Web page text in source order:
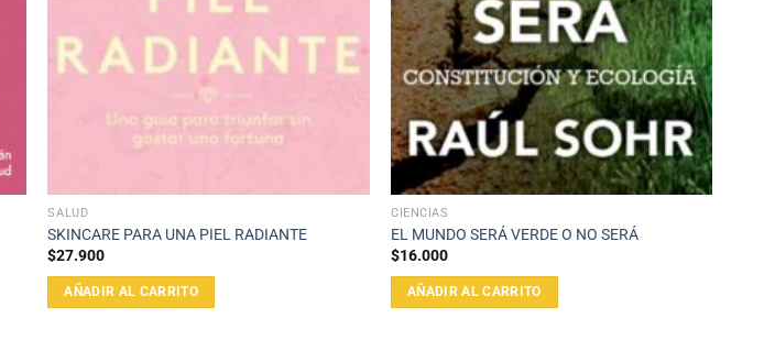
SALUD
SKINCARE PARA UNA PIEL RADIANTE
$27.900
AÑADIR AL CARRITO
CIENCIAS
EL MUNDO SERÁ VERDE O NO SERÁ
$16.000
AÑADIR AL CARRITO